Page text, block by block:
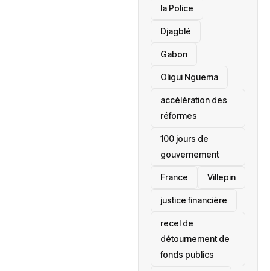
la Police
Djagblé
Gabon
Oligui Nguema
accélération des
réformes
100 jours de
gouvernement
France Villepin
justice financière
recel de
détournement de
fonds publics